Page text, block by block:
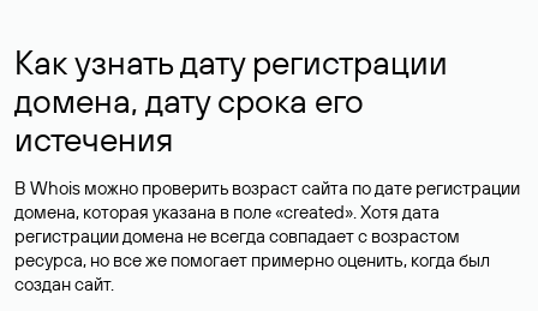
Как узнать дату регистрации
домена, дату срока его
истечения
В Whois можно проверить возраст сайта по дате регистрации
домена, которая указана в поле «created». Хотя дата
регистрации домена не всегда совпадает с возрастом
ресурса, но все же помогает примерно оценить, когда был
создан сайт.